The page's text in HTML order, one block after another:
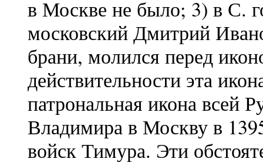
в Москве не было; 3) в С.
московский Дмитрий
брани, молился перед
действительности эта
патрональная икона всей
Владимира в Москву в
войск Тимура. Эти